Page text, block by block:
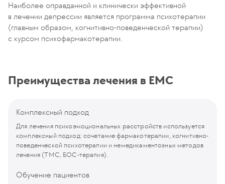
Наиболее оправданной и клинически эффективной
в лечении депрессии является программа психотерапии
(главным образом, когнитивно-поведенческой терапии)
с курсом психофармакотерапии.
Преимущества лечения в ЕМС
Комплексный подход
Для лечения психоэмоциональных расстройств используется
комплексный подход: сочетание фармакотерапии, когнитивно-
поведенческой психотерапии и немедикаментозных методов
лечения (ТМС, БОС-терапия).
Обучение пациентов